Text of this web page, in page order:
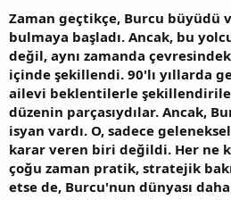
Zaman geçtikçe, Burcu büyüdü
bulmaya başladı. Ancak, bu
değil, aynı zamanda
içinde şekillendi. 90'lı yıllarda
ailevi beklentilerle
düzenin parçasıydılar. Ancak,
isyan vardı. O, sadece
karar veren biri değildi. Her ne
çoğu zaman pratik, stratejik
etse de, Burcu'nun dünyası